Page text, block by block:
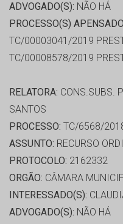
ADVOGADO(S): NÃO HÁ
PROCESSO(S)
TC/00003041/2019
TC/00008578/2019
RELATORA: CONS.SUBS.
SANTOS
PROCESSO: TC/6568/
ASSUNTO: RECURSO
PROTOCOLO: 2162332
ORGÃO: CÂMARA
INTERESSADO(S):
ADVOGADO(S): NÃO HÁ